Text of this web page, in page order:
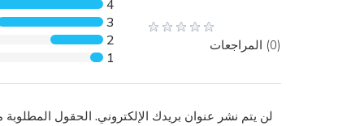
(0) المراجعات
4
3
2
1
لن يتم نشر عنوان بريدك الإلكتروني. الحقول